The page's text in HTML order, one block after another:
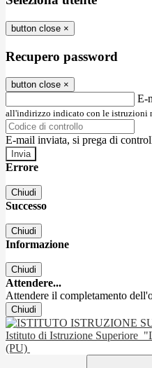
button close ×
Recupero password
button close ×
E-
all'indirizzo indicato con le istruzioni
E-mail inviata, si prega di
Errore
Chiudi
Successo
Chiudi
Informazione
Chiudi
Attendere...
Attendere il completamento
Chiudi
Istituto di Istruzione Superiore
(PU)